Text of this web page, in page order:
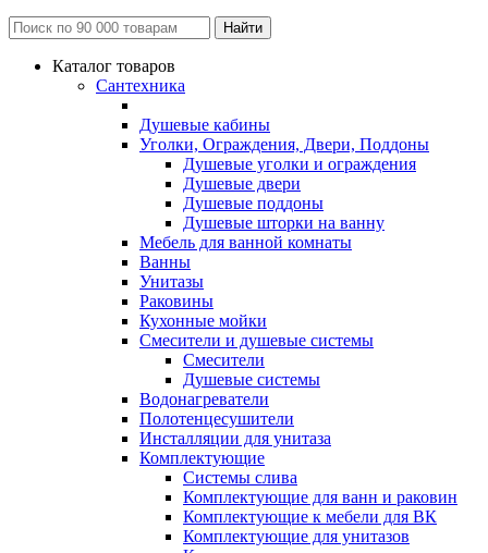
Каталог товаров
Сантехника
Душевые кабины
Уголки, Ограждения, Двери, Поддоны
Душевые уголки и ограждения
Душевые двери
Душевые поддоны
Душевые шторки на ванну
Мебель для ванной комнаты
Ванны
Унитазы
Раковины
Кухонные мойки
Смесители и душевые системы
Смесители
Душевые системы
Водонагреватели
Полотенцесушители
Инсталляции для унитаза
Комплектующие
Системы слива
Комплектующие для ванн и раковин
Комплектующие к мебели для ВК
Комплектующие для унитазов